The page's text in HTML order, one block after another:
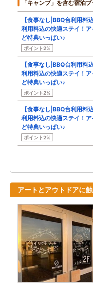
「キャンプ」を含む宿泊
【食事なし|BBQ台利用料
利用料込の快適ステイ！
ど特典いっぱい♪
ポイント2%
【食事なし|BBQ台利用料
利用料込の快適ステイ！
ど特典いっぱい♪
ポイント2%
【食事なし|BBQ台利用料
利用料込の快適ステイ！
ど特典いっぱい♪
ポイント2%
アートとアウトドアに